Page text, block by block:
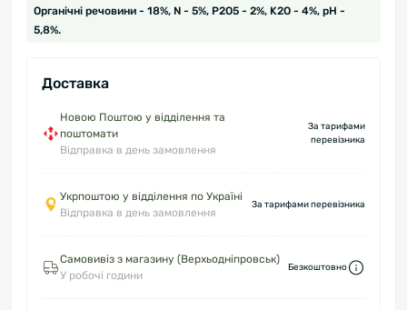
Органічні речовини - 18%, N - 5%, P2O5 - 2%, K2O - 4%, pH -
5,8%.
Доставка
Новою Поштою у відділення та
поштомати
Відправка в день замовлення
За тарифами
перевізника
Укрпоштою у відділення по Україні
Відправка в день замовлення
За тарифами перевізника
Самовивіз з магазину (Верхьодніпровськ)
У робочі години
Безкоштовно